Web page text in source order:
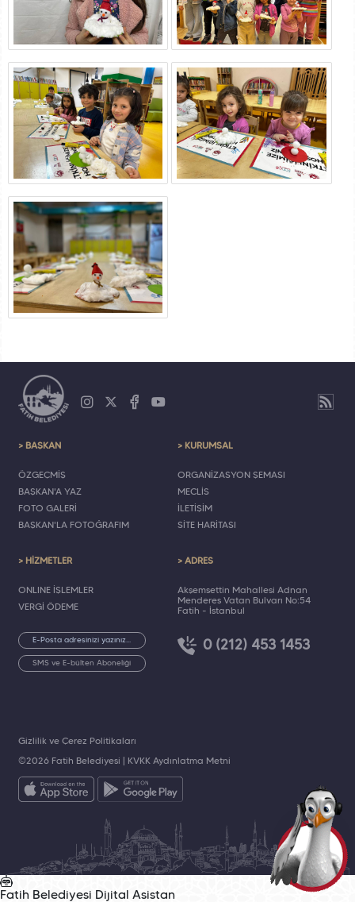
> BAŞKAN
ÖZGEÇMİŞ
BAŞKAN'A YAZ
FOTO GALERİ
BAŞKAN'LA FOTOĞRAFIM
> KURUMSAL
ORGANİZASYON ŞEMASI
MECLİS
İLETİŞİM
SİTE HARİTASI
> HİZMETLER
ONLINE İŞLEMLER
VERGİ ÖDEME
SMS ve E-bülten Aboneliği
> ADRES
Akşemsettin Mahallesi Adnan
Menderes Vatan Bulvarı No:54
Fatih - İstanbul
0 (212) 453 1453
©2026 Fatih Belediyesi | KVKK Aydınlatma Metni
Gizlilik ve Çerez Politikaları
Fatih Belediyesi Dijital Asistan